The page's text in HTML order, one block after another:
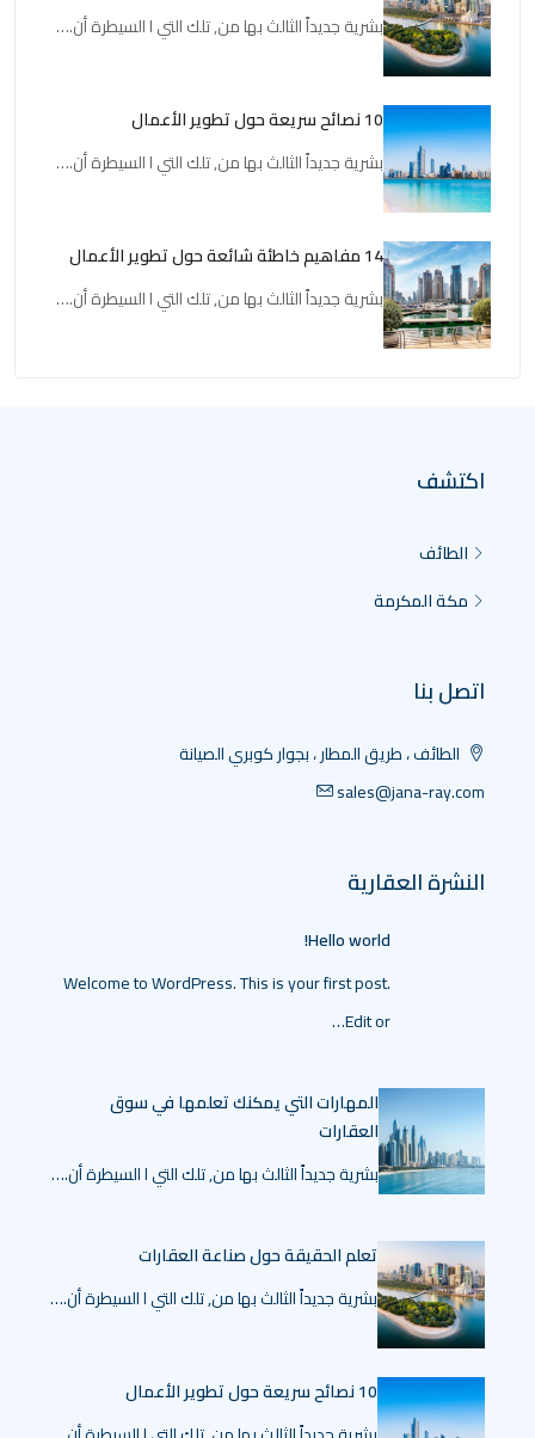
بشرية جديداً الثالث بها من, تلك التي ا السيطرة أن.…
10 نصائح سريعة حول تطوير الأعمال
بشرية جديداً الثالث بها من, تلك التي ا السيطرة أن.…
14 مفاهيم خاطئة شائعة حول تطوير الأعمال
بشرية جديداً الثالث بها من, تلك التي ا السيطرة أن.…
اكتشف
الطائف
مكة المكرمة
اتصل بنا
الطائف ، طريق المطار ، بجوار كوبري الصيانة
sales@jana-ray.com
النشرة العقارية
Hello world!
Welcome to WordPress. This is your first post.
Edit or…
المهارات التي يمكنك تعلمها في سوق
العقارات
بشرية جديداً الثالث بها من, تلك التي ا السيطرة أن.…
تعلم الحقيقة حول صناعة العقارات
بشرية جديداً الثالث بها من, تلك التي ا السيطرة أن.…
10 نصائح سريعة حول تطوير الأعمال